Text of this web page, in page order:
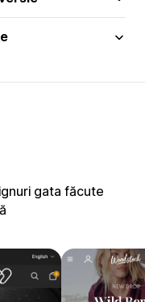
gata făcute